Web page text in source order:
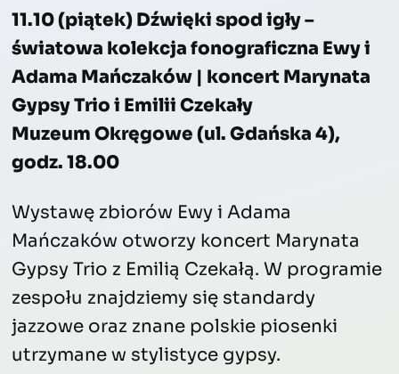
11.10 (piątek) Dźwięki spod igły –
światowa kolekcja fonograficzna Ewy i
Adama Mańczaków | koncert Marynata
Gypsy Trio i Emilii Czekały
Muzeum Okręgowe (ul. Gdańska 4),
godz. 18.00
Wystawę zbiorów Ewy i Adama
Mańczaków otworzy koncert Marynata
Gypsy Trio z Emilią Czekałą. W programie
zespołu znajdziemy się standardy
jazzowe oraz znane polskie piosenki
utrzymane w stylistyce gypsy.